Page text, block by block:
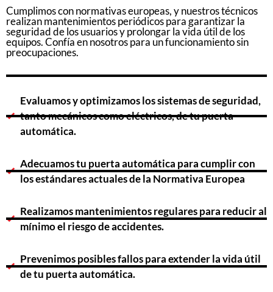
Cumplimos con normativas europeas, y nuestros técnicos
realizan mantenimientos periódicos para garantizar la
seguridad de los usuarios y prolongar la vida útil de los
equipos. Confía en nosotros para un funcionamiento sin
preocupaciones.
Evaluamos y optimizamos los sistemas de seguridad,
tanto mecánicos como eléctricos, de tu puerta
automática.
Adecuamos tu puerta automática para cumplir con
los estándares actuales de la Normativa Europea
Realizamos mantenimientos regulares para reducir al
mínimo el riesgo de accidentes.
Prevenimos posibles fallos para extender la vida útil
de tu puerta automática.